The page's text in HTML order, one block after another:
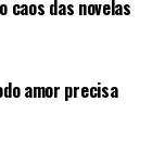
caos das novelas
amor precisa